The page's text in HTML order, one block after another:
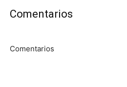
Comentarios
Comentarios